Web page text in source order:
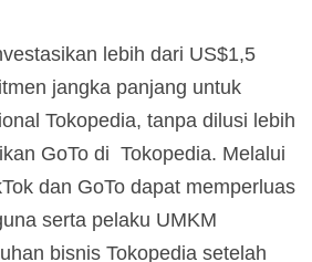
lebih dari US$1,5
jangka panjang untuk
Tokopedia, tanpa dilusi lebih
GoTo di Tokopedia. Melalui
dan GoTo dapat memperluas
serta pelaku UMKM
bisnis Tokopedia setelah